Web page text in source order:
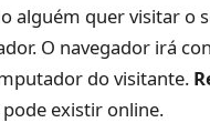
alguém quer visitar o
O navegador irá
do visitante.
existir online.